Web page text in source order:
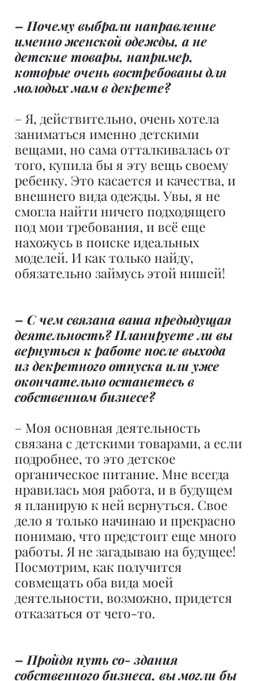
– Почему выбрали направление
именно женской одежды, а не
детские товары, например,
которые очень востребованы для
молодых мам в декрете?
– Я, действительно, очень хотела
заниматься именно детскими
вещами, но сама отталкивалась от
того, купила бы я эту вещь своему
ребенку. Это касается и качества, и
внешнего вида одежды. Увы, я не
смогла найти ничего подходящего
под мои требования, и всё еще
нахожусь в поиске идеальных
моделей. И как только найду,
обязательно займусь этой нишей!
– С чем связана ваша предыдущая
деятельность? Планируете ли вы
вернуться к работе после выхода
из декретного отпуска или уже
окончательно останетесь в
собственном бизнесе?
– Моя основная деятельность
связана с детскими товарами, а если
подробнее, то это детское
органическое питание. Мне всегда
нравилась моя работа, и в будущем
я планирую к ней вернуться. Свое
дело я только начинаю и прекрасно
понимаю, что предстоит еще много
работы. Я не загадываю на будущее!
Посмотрим, как получится
совмещать оба вида моей
деятельности, возможно, придется
отказаться от чего-то.
– Пройдя путь со- здания
собственного бизнеса, вы могли бы